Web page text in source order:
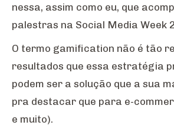
nessa, assim como eu, que
palestras na Social Media Week
O termo gamification não é tão
resultados que essa estratégia
podem ser a solução que a sua
pra destacar que para e-
e muito).